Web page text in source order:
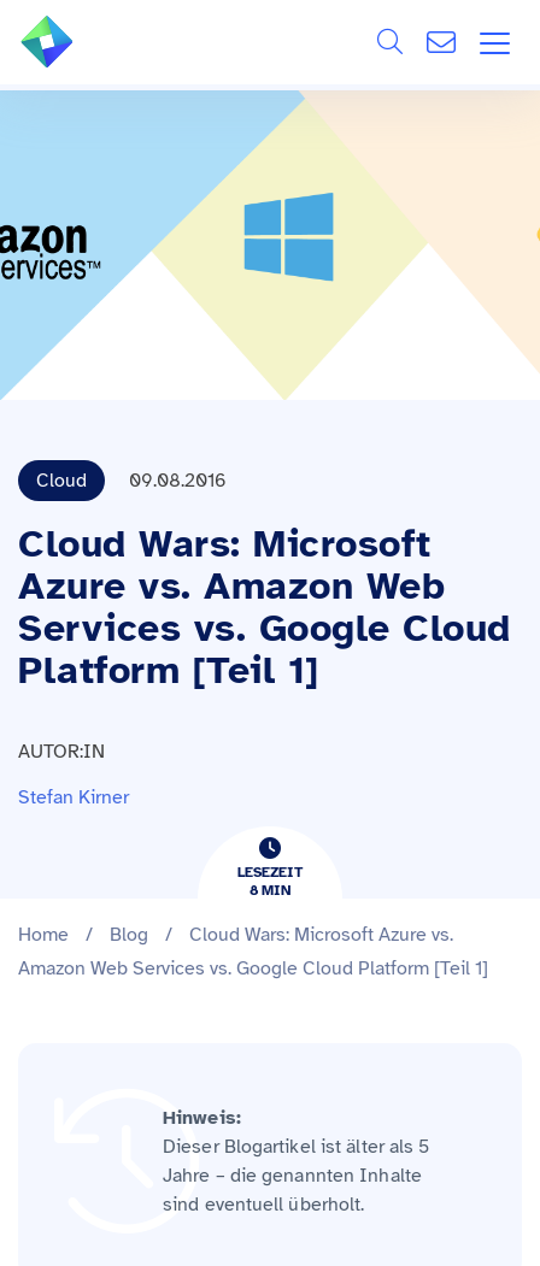
BRANCHEN
REFERENZEN
WISSEN & EVENTS
Cloud 09.08.2016
Cloud Wars: Microsoft
Azure vs. Amazon Web
Services vs. Google Cloud
Platform [Teil 1]
AUTOR:IN
Stefan Kirner
LESEZEIT
8 ​​MIN
Home / Blog /
Cloud Wars: Microsoft Azure vs.
Amazon Web Services vs. Google Cloud Platform [Teil 1]
Hinweis:
Dieser Blogartikel ist älter als 5
Jahre – die genannten Inhalte
sind eventuell überholt.